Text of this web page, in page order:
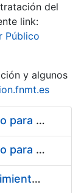
del
link:
Público
y algunos
Contratación de Contrato Marco para el Suministro de Material de Fontanería y Repuestos de Aire Acondicionado, bienio 2018-2019
Contratación de Contrato Marco para el Suministro de Material de Ferretería, Bienio 2018-2019
Servicios de Soporte y Mantenimiento de Licencias de Software IBM para Fábrica Nacional de Moneda y Timbre-Real Casa de la Moneda (FNMT-RCM)